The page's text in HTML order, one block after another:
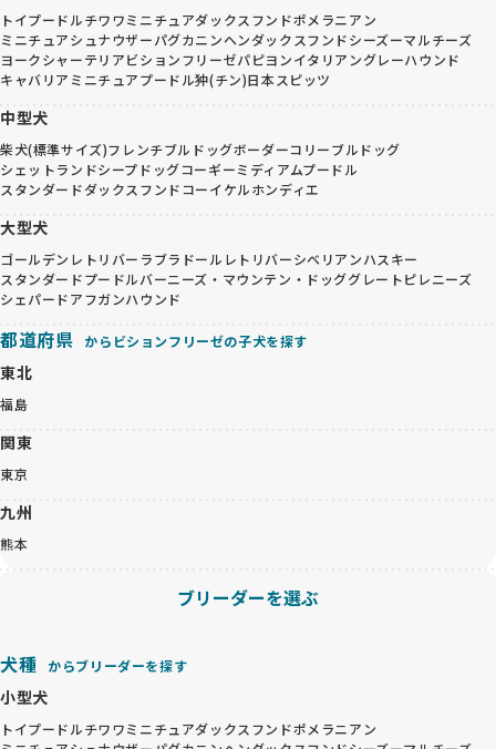
トイプードルチワワミニチュアダックスフンドポメラニアン
ミニチュアシュナウザーパグカニンヘンダックスフンドシーズーマルチーズ
ヨークシャーテリアビションフリーゼパピヨンイタリアングレーハウンド
キャバリア ミニチュアプードル狆(チン)日本スピッツ
中型犬
柴犬(標準サイズ)フレンチブルドッグボーダーコリーブルドッグ
シェットランドシープドッグコーギーミディアムプードル
スタンダードダックスフンドコーイケルホンディエ
大型犬
ゴールデンレトリバー ラブラドールレトリバーシベリアンハスキー
スタンダードプードルバーニーズ・マウンテン・ドッググレートピレニーズ
シェパードアフガンハウンド
都道府県 からビションフリーゼの子犬を探す
東北
福島
関東
東京
九州
熊本
ブリーダーを選ぶ
犬種 からブリーダーを探す
小型犬
トイプードルチワワミニチュアダックスフンドポメラニアン